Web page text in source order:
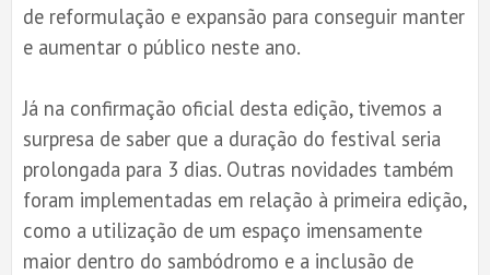
de reformulação e expansão para conseguir manter
e aumentar o público neste ano.
Já na confirmação oficial desta edição, tivemos a
surpresa de saber que a duração do festival seria
prolongada para 3 dias. Outras novidades também
foram implementadas em relação à primeira edição,
como a utilização de um espaço imensamente
maior dentro do sambódromo e a inclusão de